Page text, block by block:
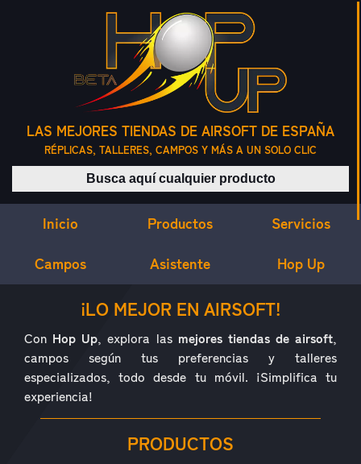
LAS MEJORES TIENDAS DE AIRSOFT DE ESPAÑA
RÉPLICAS, TALLERES, CAMPOS Y MÁS A UN SOLO CLIC
Buscar productos
Inicio Productos Servicios
Campos Asistente Hop Up
¿QUÉ ES HOP UP?¡LO MEJOR EN AIRSOFT!
Con Hop Up, explora las mejores tiendas de airsoft,
campos según tus preferencias y talleres
especializados, todo desde tu móvil. ¡Simplifica tu
experiencia!
PRODUCTOS
ACCESORIOS